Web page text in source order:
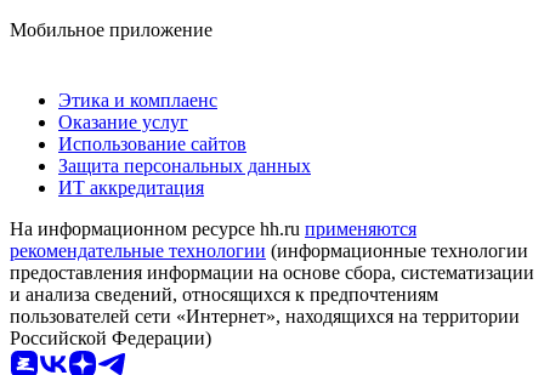
Мобильное приложение
Этика и комплаенс
Оказание услуг
Использование сайтов
Защита персональных данных
ИТ аккредитация
На информационном ресурсе hh.ru применяются
рекомендательные технологии (информационные технологии
предоставления информации на основе сбора, систематизации
и анализа сведений, относящихся к предпочтениям
пользователей сети «Интернет», находящихся на территории
Российской Федерации)